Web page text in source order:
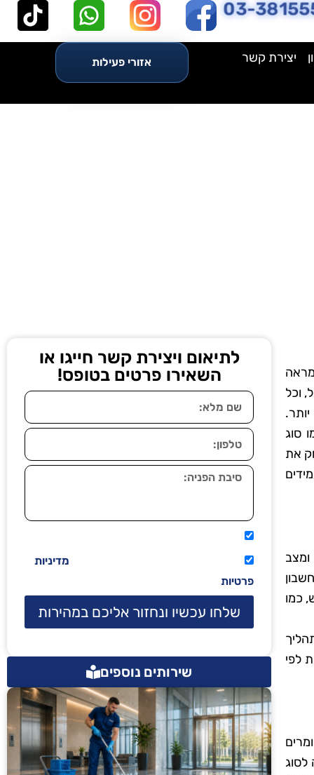
03-
יצירת קשר אזורי פעילות
וכל
סוג
את
כמו
לפי
לתיאום ויצירת קשר חייגו או
השאירו פרטים בטופס!
מדיניות
פרטיות
שלחו עכשיו ונחזור אליכם במהירות
שירותים נוספים